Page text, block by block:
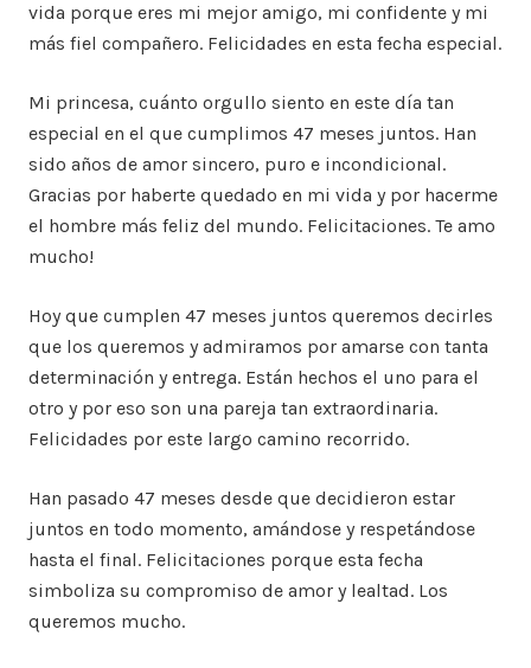
vida porque eres mi mejor amigo, mi confidente y mi
más fiel compañero. Felicidades en esta fecha especial.
Mi princesa, cuánto orgullo siento en este día tan
especial en el que cumplimos 47 meses juntos. Han
sido años de amor sincero, puro e incondicional.
Gracias por haberte quedado en mi vida y por hacerme
el hombre más feliz del mundo. Felicitaciones. Te amo
mucho!
Hoy que cumplen 47 meses juntos queremos decirles
que los queremos y admiramos por amarse con tanta
determinación y entrega. Están hechos el uno para el
otro y por eso son una pareja tan extraordinaria.
Felicidades por este largo camino recorrido.
Han pasado 47 meses desde que decidieron estar
juntos en todo momento, amándose y respetándose
hasta el final. Felicitaciones porque esta fecha
simboliza su compromiso de amor y lealtad. Los
queremos mucho.